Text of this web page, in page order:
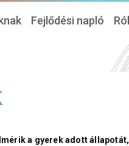
Fejlődési napló
a gyerek adott állapotát,